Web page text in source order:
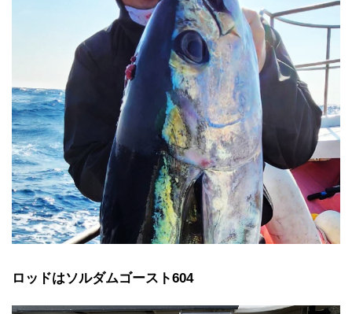
ロッドはソルダムゴースト604